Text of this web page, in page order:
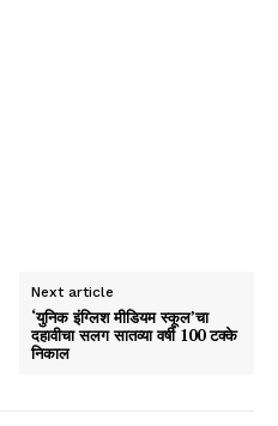
Next article
‘युनिक इंग्लिश मीडियम स्कूल’चा
दहावीचा सलग सातव्या वर्षी 100 टक्के
निकाल